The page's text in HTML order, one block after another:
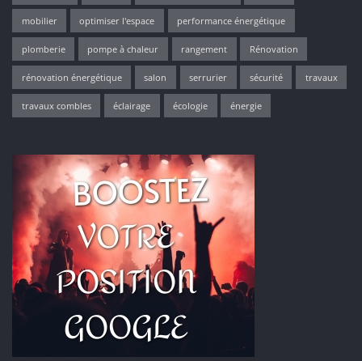
mobilier optimiser l'espace performance énergétique
plomberie pompe à chaleur rangement Rénovation
rénovation énergétique salon serrurier sécurité travaux
travaux combles éclairage écologie énergie